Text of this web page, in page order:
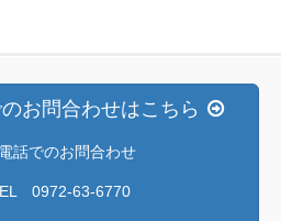
お問合わせはこちら
話でのお問合わせ
0972-63-6770